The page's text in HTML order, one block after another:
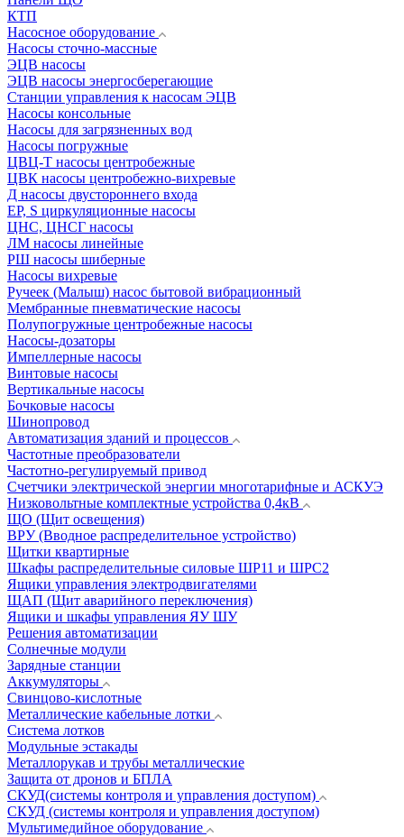
КТП
Насосное оборудование
Насосы сточно-массные
ЭЦВ насосы
ЭЦВ насосы энергосберегающие
Станции управления к насосам ЭЦВ
Насосы консольные
Насосы для загрязненных вод
Насосы погружные
ЦВЦ-Т насосы центробежные
ЦВК насосы центробежно-вихревые
Д насосы двустороннего входа
EP, S циркуляционные насосы
ЦНС, ЦНСГ насосы
ЛМ насосы линейные
РШ насосы шиберные
Насосы вихревые
Ручеек (Малыш) насос бытовой вибрационный
Мембранные пневматические насосы
Полупогружные центробежные насосы
Насосы-дозаторы
Импеллерные насосы
Винтовые насосы
Вертикальные насосы
Бочковые насосы
Шинопровод
Автоматизация зданий и процессов
Частотные преобразователи
Частотно-регулируемый привод
Счетчики электрической энергии многотарифные и АСКУЭ
Низковольтные комплектные устройства 0,4кВ
ЩО (Щит освещения)
ВРУ (Вводное распределительное устройство)
Щитки квартирные
Шкафы распределительные силовые ШР11 и ШРС2
Ящики управления электродвигателями
ЩАП (Щит аварийного переключения)
Ящики и шкафы управления ЯУ ШУ
Решения автоматизации
Солнечные модули
Зарядные станции
Аккумуляторы
Свинцово-кислотные
Металлические кабельные лотки
Система лотков
Модульные эстакады
Металлорукав и трубы металлические
Защита от дронов и БПЛА
СКУД(системы контроля и управления доступом)
СКУД (системы контроля и управления доступом)
Мультимедийное оборудование